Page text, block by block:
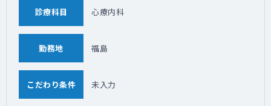
診療科目 心療内科
勤務地 福島
こだわり条件 未入力